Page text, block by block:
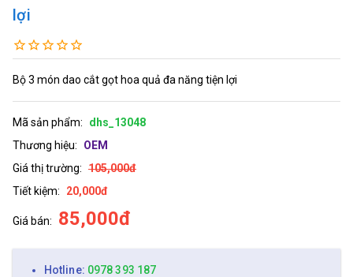
lợi
Bộ 3 món dao cắt gọt hoa quả đa năng tiện lợi
Mã sản phẩm:
dhs_13048
Thương hiệu:
OEM
Giá thị trường: 105,000đ
Tiết kiệm:
20,000đ
Giá bán: 85,000đ
Hotline: 0978 393 187